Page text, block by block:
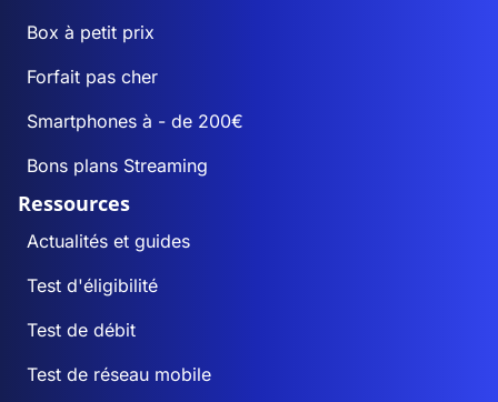
Box à petit prix
Forfait pas cher
Smartphones à - de 200€
Bons plans Streaming
Ressources
Actualités et guides
Test d'éligibilité
Test de débit
Test de réseau mobile